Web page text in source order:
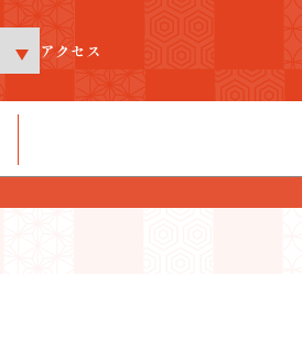
アクセス